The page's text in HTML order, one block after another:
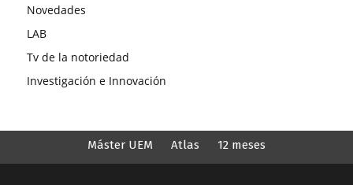
Novedades
LAB
Tv de la notoriedad
Investigación e Innovación
Máster UEM Atlas 12 meses